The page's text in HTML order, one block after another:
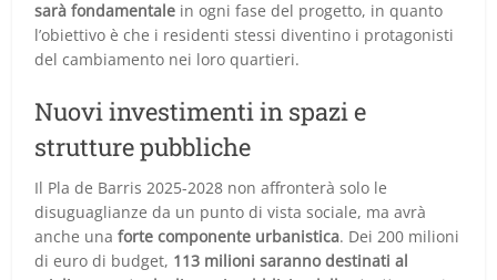
sarà fondamentale in ogni fase del progetto, in quanto
l’obiettivo è che i residenti stessi diventino i protagonisti
del cambiamento nei loro quartieri.
Nuovi investimenti in spazi e
strutture pubbliche
Il Pla de Barris 2025-2028 non affronterà solo le
disuguaglianze da un punto di vista sociale, ma avrà
anche unaforte componente urbanistica. Dei 200 milioni
di euro di budget, 113 milioni saranno destinati al